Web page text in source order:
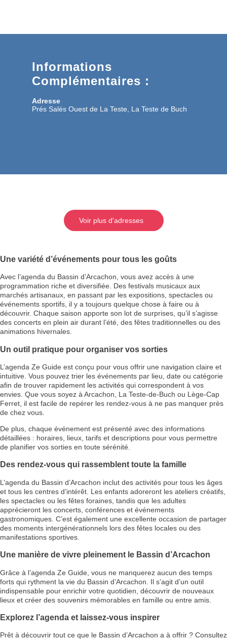
Informations
Complémentaires :
Adresse
Prés Salés Ouest de La Teste, La Teste de Buch
Voir plus d'adresses
Une variété d’événements pour tous les goûts
Avec l’agenda du Bassin d’Arcachon, vous avez accès à une
programmation riche et diversifiée. Des festivals musicaux aux
marchés artisanaux, en passant par les expositions, spectacles ou
événements sportifs, il y a toujours quelque chose à faire ou à
découvrir. Chaque saison apporte son lot de surprises, qu’il s’agisse
des concerts en plein air durant l’été, des fêtes traditionnelles ou des
animations hivernales.
Un outil pratique pour organiser vos sorties
L’agenda Ze Guide est conçu pour vous offrir une navigation claire et
intuitive. Vous pouvez trier les événements par lieu, date ou catégorie
afin de trouver rapidement les activités qui correspondent à vos
envies. Que vous soyez à Arcachon, La Teste-de-Buch ou Lège-Cap
Ferret, il est facile de repérer les rendez-vous à ne pas manquer près
de chez vous.
De plus, chaque événement est présenté avec des informations
détaillées : horaires, lieux, tarifs et descriptions pour vous permettre
de planifier vos sorties en toute sérénité.
Des rendez-vous qui rassemblent toute la famille
L’agenda du Bassin d’Arcachon inclut des activités pour tous les âges
et tous les centres d’intérêt. Les enfants adoreront les ateliers créatifs,
les spectacles ou les fêtes foraines, tandis que les adultes
apprécieront les concerts, conférences et événements
gastronomiques. C’est également une excellente occasion de partager
des moments intergénérationnels lors des fêtes locales ou des
manifestations sportives.
Une manière de vivre pleinement le Bassin d’Arcachon
Grâce à l’agenda Ze Guide, vous ne manquerez aucun des temps
forts qui rythment la vie du Bassin d’Arcachon. Il s’agit d’un outil
indispensable pour enrichir votre quotidien, découvrir de nouveaux
lieux et créer des souvenirs mémorables en famille ou entre amis.
Explorez l’agenda et laissez-vous inspirer
Prêt à découvrir tout ce que le Bassin d’Arcachon a à offrir ? Consultez